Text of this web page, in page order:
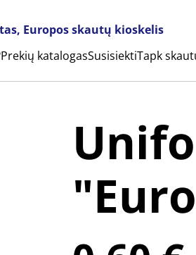
Europos skautų kioskelis
Prekių katalogasSusisiektiTapk